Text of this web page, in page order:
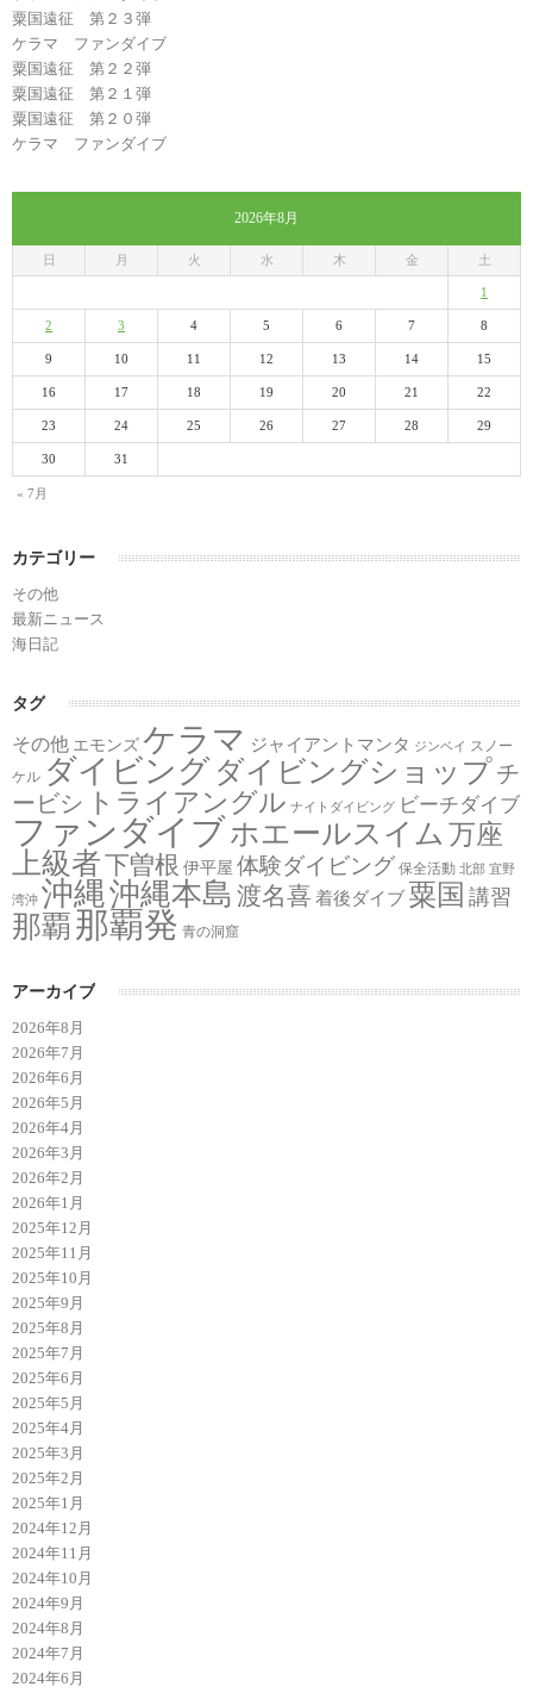
粟国遠征 第２３弾
ケラマ ファンダイブ
粟国遠征 第２２弾
粟国遠征 第２１弾
粟国遠征 第２０弾
ケラマ ファンダイブ
2026年8月
日 月 火 水 木 金 土
« 7月
1
2 3 4 5 6 7 8
9 10 11 12 13 14 15
16 17 18 19 20 21 22
23 24 25 26 27 28 29
30 31
カテゴリー
その他
最新ニュース
海日記
タグ
その他 エモンズ ケラマ ジャイアントマンタ ジンベイ スノー
ケル ダイビング ダイビングショップチ
ービシ トライアングル ナイトダイビング ビーチダイブ
ファンダイブホエールスイム 万座
上級者下曽根 伊平屋 体験ダイビング 保全活動 北部 宜野
湾沖 沖縄沖縄本島 渡名喜 着後ダイブ 粟国 講習
那覇 那覇発 青の洞窟
アーカイブ
2026年8月
2026年7月
2026年6月
2026年5月
2026年4月
2026年3月
2026年2月
2026年1月
2025年12月
2025年11月
2025年10月
2025年9月
2025年8月
2025年7月
2025年6月
2025年5月
2025年4月
2025年3月
2025年2月
2025年1月
2024年12月
2024年11月
2024年10月
2024年9月
2024年8月
2024年7月
2024年6月